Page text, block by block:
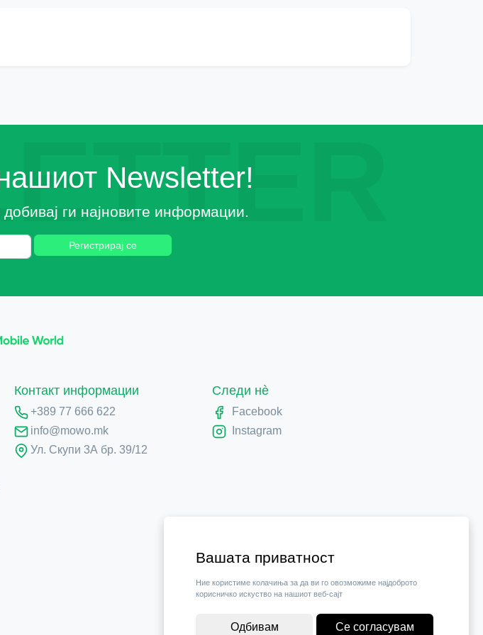
Вашата приватност
Ние користиме колачиња за да ви го овозможиме најдоброто
корисничко искуство на нашиот веб-сајт
Одбивам Се согласувам
Newsletter!
ги најновите информации.
Регистрирај се
Контакт информации
+389 77 666 622
info@mowo.mk
Ул. Скупи 3А бр. 39/12
Следи нè
Facebook
Instagram